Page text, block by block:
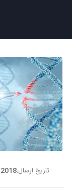
تاریخ ارسال:2018-01-08